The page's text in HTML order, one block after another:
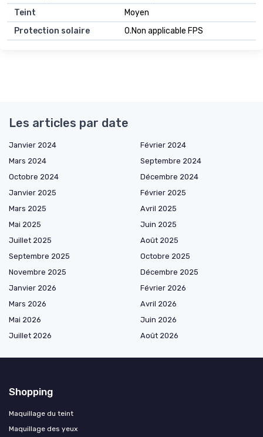
Teint
Moyen
Protection solaire
0.Non applicable FPS
Les articles par date
Janvier 2024
Février 2024
Mars 2024
Septembre 2024
Octobre 2024
Décembre 2024
Janvier 2025
Février 2025
Mars 2025
Avril 2025
Mai 2025
Juin 2025
Juillet 2025
Août 2025
Septembre 2025
Octobre 2025
Novembre 2025
Décembre 2025
Janvier 2026
Février 2026
Mars 2026
Avril 2026
Mai 2026
Juin 2026
Juillet 2026
Août 2026
Shopping
Maquillage du teint
Maquillage des yeux